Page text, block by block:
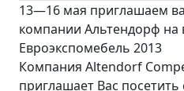
13—16 мая приглашаем
компании Альтендорф на
Евроэкспомебель 2013
Компания Altendorf
приглашает Вас посетить